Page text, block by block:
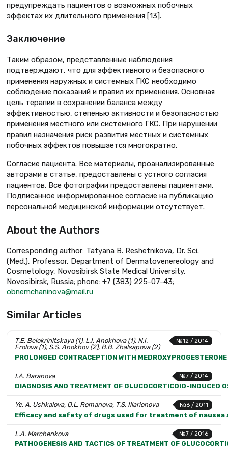
предупреждать пациентов о возможных побочных
эффектах их длительного применения [13].
Заключение
Таким образом, представленные наблюдения
подтверждают, что для эффективного и безопасного
применения наружных и системных ГКС необходимо
соблюдение показаний и правил их применения. Основная
цель терапии в сохранении баланса между
эффективностью, степенью активности и безопасностью
применения местного или системного ГКС. При нарушении
правил назначения риск развития местных и системных
побочных эффектов повышается многократно.
Согласие пациента. Все материалы, проанализированные
авторами в статье, предоставлены с устного согласия
пациентов. Все фотографии предоставлены пациентами.
Подписанное информированное согласие на публикацию
персональной медицинской информации отсутствует.
About the Authors
Corresponding author: Tatyana B. Reshetnikova, Dr. Sci.
(Med.), Professor, Department of Dermatovenereology and
Cosmetology, Novosibirsk State Medical University,
Novosibirsk, Russia; phone: +7 (383) 225-07-43;
obnemchaninova@mail.ru
Similar Articles
№12 / 2014
T.E. Belokrinitskaya (1), L.I. Anokhova (1), N.I.
Frolova (1), S.S. Anokhov (2), B.B. Zhalsapova (2)
PROLONGED CONTRACEPTION WITH
№7 / 2014
I.A. Baranova
DIAGNOSIS AND TREATMENT OF GLUCOCORTICOID-INDUCED
№6 / 2011
Ye. A. Ushkalova, O.L. Romanova, T.S. Illarionova
Efficacy and safety of drugs used for treatment of nausea
№7 / 2016
L.A. Marchenkova
PATHOGENESIS AND TACTICS OF TREATMENT OF